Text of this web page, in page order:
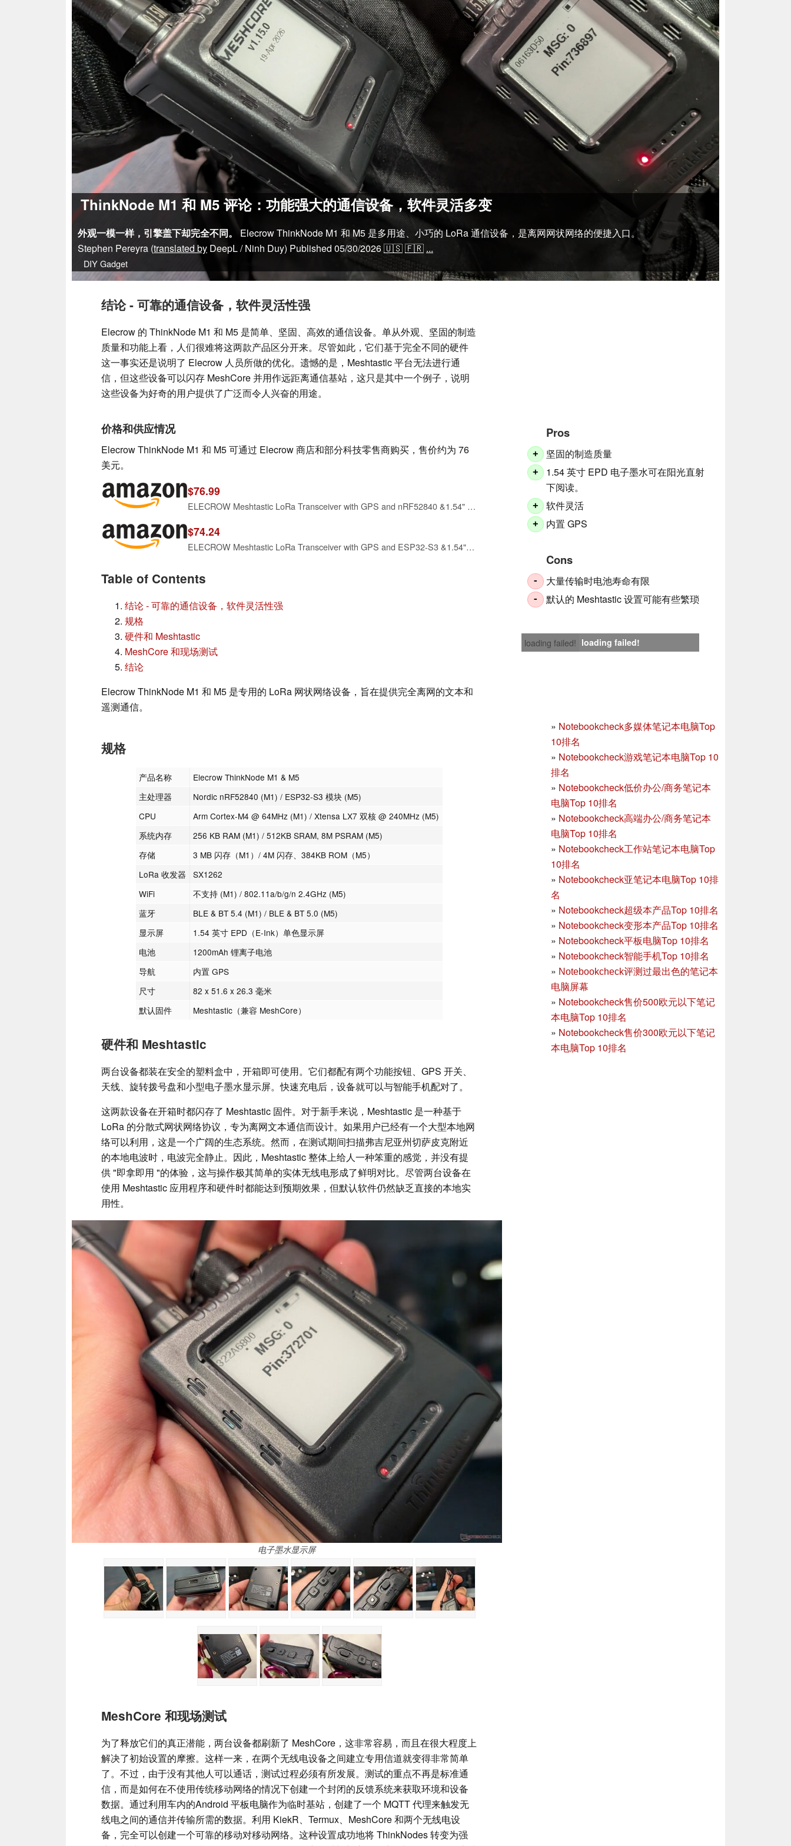
ThinkNode M1 和 M5 评论：功能强大的通信设备，软件灵活多变
外观一模一样，引擎盖下却完全不同。
Elecrow ThinkNode M1 和 M5 是多用途、小巧的 LoRa 通信设备，是离网网状网络的便捷入口。
Stephen Pereyra (translated by DeepL / Ninh Duy) Published 05/30/2026🇺🇸🇫🇷 ...
DIYGadget
结论 - 可靠的通信设备，软件灵活性强
Elecrow 的 ThinkNode M1 和 M5 是简单、坚固、高效的通信设备。单从外观、坚固的制造
质量和功能上看，人们很难将这两款产品区分开来。尽管如此，它们基于完全不同的硬件
这一事实还是说明了 Elecrow 人员所做的优化。遗憾的是，Meshtastic 平台无法进行通
信，但这些设备可以闪存 MeshCore 并用作远距离通信基站，这只是其中一个例子，说明
这些设备为好奇的用户提供了广泛而令人兴奋的用途。
Pros
+ 坚固的制造质量
+
1.54 英寸 EPD 电子墨水可在阳光直射
下阅读。
+ 软件灵活
+ 内置 GPS
Cons
- 大量传输时电池寿命有限
- 默认的 Meshtastic 设置可能有些繁琐
loading failed! loading failed!
价格和供应情况
Elecrow ThinkNode M1 和 M5 可通过 Elecrow 商店和部分科技零售商购买，售价约为 76
美元。
$76.99
ELECROW Meshtastic LoRa Transceiver with GPS and nRF52840 &1.54" EPD Screen
$74.24
ELECROW Meshtastic LoRa Transceiver with GPS and ESP32-S3 &1.54" EPD Screen
» Notebookcheck多媒体笔记本电脑Top
10排名
» Notebookcheck游戏笔记本电脑Top 10
排名
» Notebookcheck低价办公/商务笔记本
电脑Top 10排名
» Notebookcheck高端办公/商务笔记本
电脑Top 10排名
» Notebookcheck工作站笔记本电脑Top
10排名
» Notebookcheck亚笔记本电脑Top 10排
名
» Notebookcheck超级本产品Top 10排名
» Notebookcheck变形本产品Top 10排名
» Notebookcheck平板电脑Top 10排名
» Notebookcheck智能手机Top 10排名
» Notebookcheck评测过最出色的笔记本
电脑屏幕
» Notebookcheck售价500欧元以下笔记
本电脑Top 10排名
» Notebookcheck售价300欧元以下笔记
本电脑Top 10排名
Table of Contents
结论 - 可靠的通信设备，软件灵活性强
规格
硬件和 Meshtastic
MeshCore 和现场测试
结论
Elecrow ThinkNode M1 和 M5 是专用的 LoRa 网状网络设备，旨在提供完全离网的文本和
遥测通信。
规格
产品名称
Elecrow ThinkNode M1 & M5
主处理器
Nordic nRF52840 (M1) / ESP32-S3 模块 (M5)
CPU
Arm Cortex-M4 @ 64MHz (M1) / Xtensa LX7 双核 @ 240MHz (M5)
系统内存
256 KB RAM (M1) / 512KB SRAM, 8M PSRAM (M5)
存储
3 MB 闪存（M1）/ 4M 闪存、384KB ROM（M5）
LoRa 收发器
SX1262
WiFi
不支持 (M1) / 802.11a/b/g/n 2.4GHz (M5)
蓝牙
BLE & BT 5.4 (M1) / BLE & BT 5.0 (M5)
显示屏
1.54 英寸 EPD（E-Ink）单色显示屏
电池
1200mAh 锂离子电池
导航
内置 GPS
尺寸
82 x 51.6 x 26.3 毫米
默认固件
Meshtastic（兼容 MeshCore）
硬件和 Meshtastic
两台设备都装在安全的塑料盒中，开箱即可使用。它们都配有两个功能按钮、GPS 开关、
天线、旋转拨号盘和小型电子墨水显示屏。快速充电后，设备就可以与智能手机配对了。
这两款设备在开箱时都闪存了 Meshtastic 固件。对于新手来说，Meshtastic 是一种基于
LoRa 的分散式网状网络协议，专为离网文本通信而设计。如果用户已经有一个大型本地网
络可以利用，这是一个广阔的生态系统。然而，在测试期间扫描弗吉尼亚州切萨皮克附近
的本地电波时，电波完全静止。因此，Meshtastic 整体上给人一种笨重的感觉，并没有提
供 "即拿即用 "的体验，这与操作极其简单的实体无线电形成了鲜明对比。尽管两台设备在
使用 Meshtastic 应用程序和硬件时都能达到预期效果，但默认软件仍然缺乏直接的本地实
用性。
电子墨水显示屏
MeshCore 和现场测试
为了释放它们的真正潜能，两台设备都刷新了 MeshCore，这非常容易，而且在很大程度上
解决了初始设置的摩擦。这样一来，在两个无线电设备之间建立专用信道就变得非常简单
了。不过，由于没有其他人可以通话，测试过程必须有所发展。测试的重点不再是标准通
信，而是如何在不使用传统移动网络的情况下创建一个封闭的反馈系统来获取环境和设备
数据。通过利用车内的Android 平板电脑作为临时基站，创建了一个 MQTT 代理来触发无
线电之间的通信并传输所需的数据。利用 KiekR、Termux、MeshCore 和两个无线电设
备，完全可以创建一个可靠的移动对移动网络。这种设置成功地将 ThinkNodes 转变为强